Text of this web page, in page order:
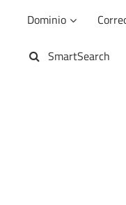
Dominio
SmartSearch